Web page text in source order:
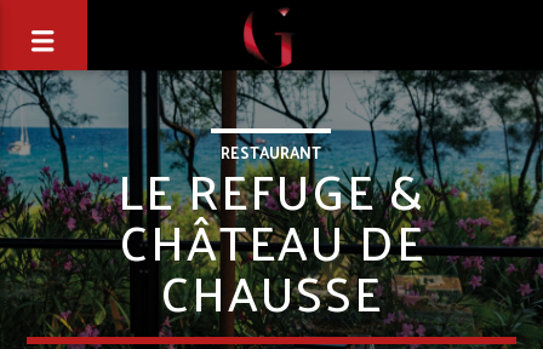
RESTAURANT
LE REFUGE &
CHÂTEAU DE
CHAUSSE